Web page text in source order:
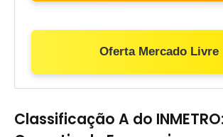
Oferta Mercado Livre
Classificação A do